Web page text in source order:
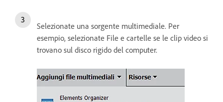
Selezionate una sorgente multimediale. Per
esempio, selezionate File e cartelle se le clip video si
trovano sul disco rigido del computer.